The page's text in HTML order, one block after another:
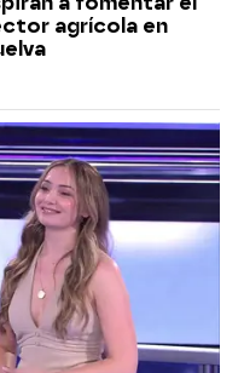
agrícola en